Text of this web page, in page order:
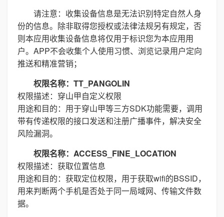
请注意：收集设备信息是无法识别特定自然人身
份的信息。除非取得您授权或法律法规另有规定，否
则本应用收集设备信息将仅用于标识您为本应用用
户。APP不会收集个人使用习惯、浏览记录用户定向
推送和精准营销；
权限名称：TT_PANGOLIN
权限描述：穿山甲自定义权限
用途和目的：用于穿山甲等三方SDK功能需要，调用
带有传递权限的接口发送和注册广播事件，解决安全
风险漏洞。
权限名称：ACCESS_FINE_LOCATION
权限描述：获取位置信息
用途和目的：获取定位权限，用于获取wifi的BSSID，
用来判断两个手机是否处于同一局域网、传输文件数
据。